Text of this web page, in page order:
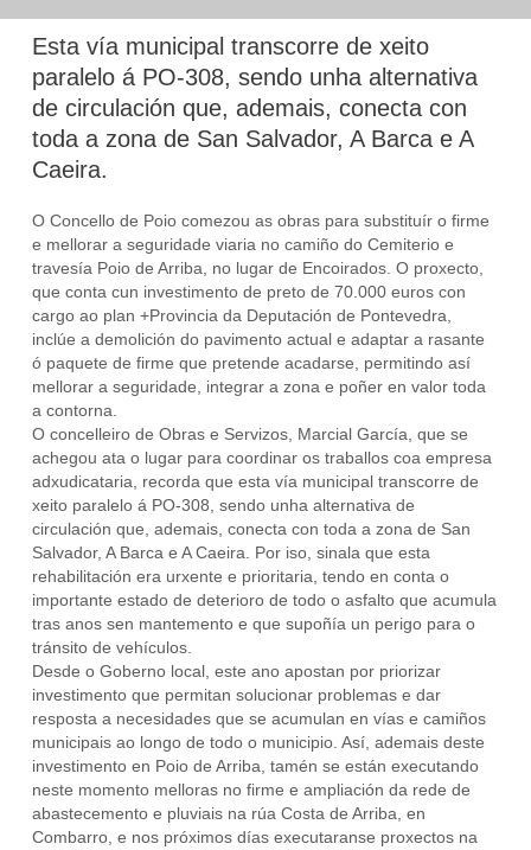
Esta vía municipal transcorre de xeito
paralelo á PO-308, sendo unha alternativa
de circulación que, ademais, conecta con
toda a zona de San Salvador, A Barca e A
Caeira.
O Concello de Poio comezou as obras para substituír o firme
e mellorar a seguridade viaria no camiño do Cemiterio e
travesía Poio de Arriba, no lugar de Encoirados. O proxecto,
que conta cun investimento de preto de 70.000 euros con
cargo ao plan +Provincia da Deputación de Pontevedra,
inclúe a demolición do pavimento actual e adaptar a rasante
ó paquete de firme que pretende acadarse, permitindo así
mellorar a seguridade, integrar a zona e poñer en valor toda
a contorna.
O concelleiro de Obras e Servizos, Marcial García, que se
achegou ata o lugar para coordinar os traballos coa empresa
adxudicataria, recorda que esta vía municipal transcorre de
xeito paralelo á PO-308, sendo unha alternativa de
circulación que, ademais, conecta con toda a zona de San
Salvador, A Barca e A Caeira. Por iso, sinala que esta
rehabilitación era urxente e prioritaria, tendo en conta o
importante estado de deterioro de todo o asfalto que acumula
tras anos sen mantemento e que supoñía un perigo para o
tránsito de vehículos.
Desde o Goberno local, este ano apostan por priorizar
investimento que permitan solucionar problemas e dar
resposta a necesidades que se acumulan en vías e camiños
municipais ao longo de todo o municipio. Así, ademais deste
investimento en Poio de Arriba, tamén se están executando
neste momento melloras no firme e ampliación da rede de
abastecemento e pluviais na rúa Costa de Arriba, en
Combarro, e nos próximos días executaranse proxectos na